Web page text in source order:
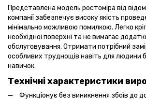
Представлена модель ростоміра від
компанії забезпечує високу якість
мінімально можливою помилкою. Легко
необхідної поверхні та не вимагає
обслуговування. Отримати потрібний
особливих труднощів навіть для людини
навичок.
Технічні характеристики
Функціонує без виникнення збоїв до